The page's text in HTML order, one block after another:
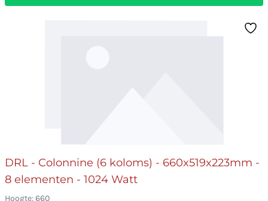
DRL - Colonnine (6 koloms) - 660x519x223mm -
8 elementen - 1024 Watt
Hoogte: 660